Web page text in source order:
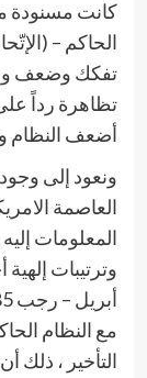
كانت مسنودة
الحاكم –
تفكك وضعف
تظاهرة رداً
أضعف النظام
ونعود إلى
العاصمة
المعلومات
مع النظام
التأخير ، ذلك